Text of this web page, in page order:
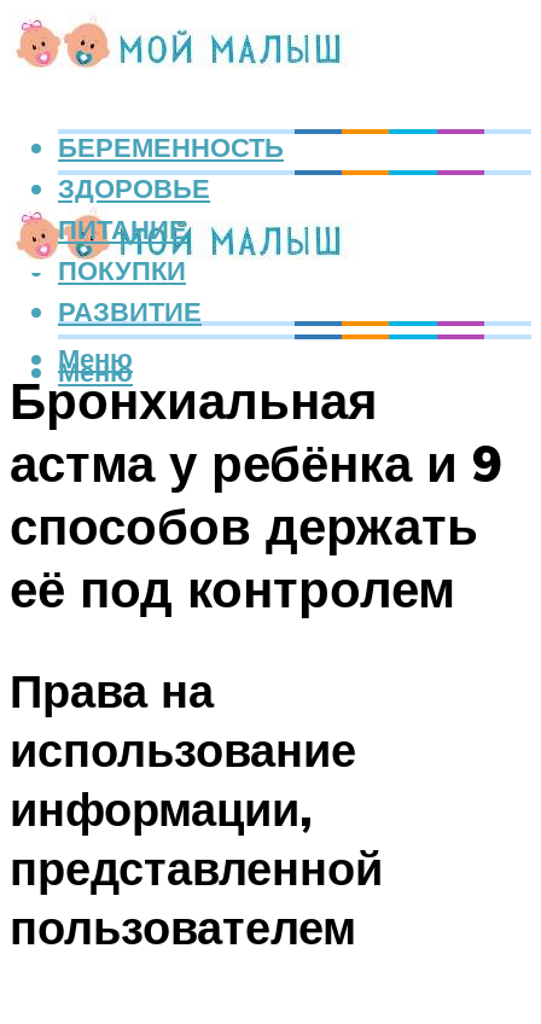
БЕРЕМЕННОСТЬ
ЗДОРОВЬЕ
ПИТАНИЕ
ПОКУПКИ
РАЗВИТИЕ
Меню
Меню
Бронхиальная
астма у ребёнка и 9
способов держать
её под контролем
Права на
использование
информации,
представленной
пользователем